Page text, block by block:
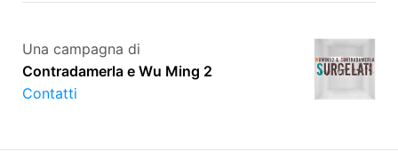
Una campagna di
Contradamerla e Wu Ming 2
Contatti